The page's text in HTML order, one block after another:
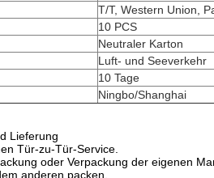
T/T, Western Union,
10 PCS
Neutraler Karton
Luft- und Seeverkehr
10 Tage
Ningbo/Shanghai
Lieferung
Tür-zu-Tür-Service.
oder Verpackung der eigenen
anderen packen.